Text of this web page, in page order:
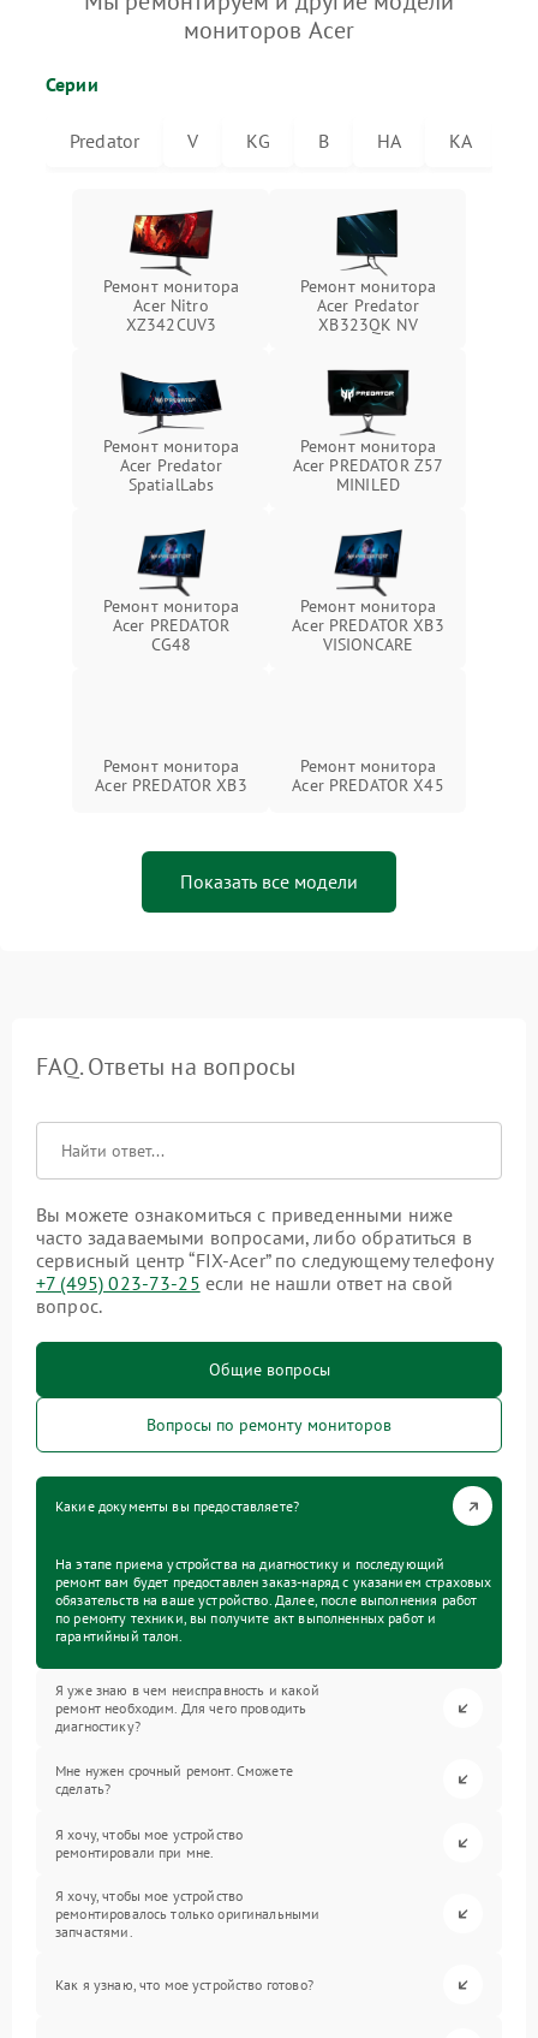
мониторов Acer
Серии
Predator V KG B HA KA
Ремонт монитора
Acer Nitro
XZ342CUV3
Ремонт монитора
Acer Predator
XB323QK NV
Ремонт монитора
Acer Predator
SpatialLabs
Ремонт монитора
Acer PREDATOR Z57
MINILED
Ремонт монитора
Acer PREDATOR
CG48
Ремонт монитора
Acer PREDATOR XB3
VISIONCARE
Ремонт монитора
Acer PREDATOR XB3
Ремонт монитора
Acer PREDATOR X45
Показать все модели
FAQ. Ответы на вопросы
Вы можете ознакомиться с приведенными ниже
часто задаваемыми вопросами, либо обратиться в
сервисный центр “FIX-Acer” по следующему телефону
+7 (495) 023-73-25 если не нашли ответ на свой
вопрос.
Общие вопросы
Вопросы по ремонту мониторов
Какие документы вы предоставляете?
На этапе приема устройства на диагностику и последующий
ремонт вам будет предоставлен заказ-наряд с указанием страховых
обязательств на ваше устройство. Далее, после выполнения работ
по ремонту техники, вы получите акт выполненных работ и
гарантийный талон.
Я уже знаю в чем неисправность и какой
ремонт необходим. Для чего проводить
диагностику?
Мне нужен срочный ремонт. Сможете
сделать?
Я хочу, чтобы мое устройство
ремонтировали при мне.
Я хочу, чтобы мое устройство
ремонтировалось только оригинальными
запчастями.
Как я узнаю, что мое устройство готово?